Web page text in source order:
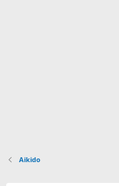
Aikido